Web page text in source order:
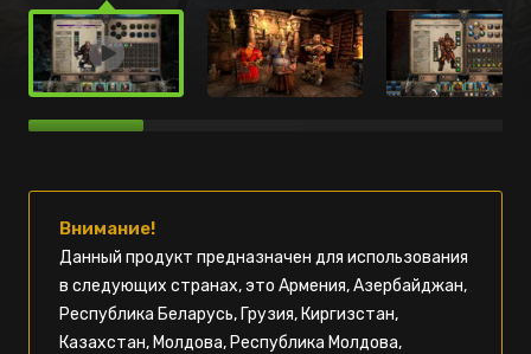
Внимание!
Данный продукт предназначен для использования
в следующих странах, это Армения, Азербайджан,
Республика Беларусь, Грузия, Киргизстан,
Казахстан, Молдова, Республика Молдова,